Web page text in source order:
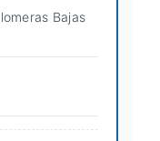
Bajas